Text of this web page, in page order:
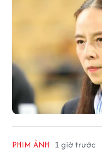
PHIM ẢNH 1 giờ trước